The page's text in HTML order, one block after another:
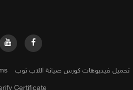
تحميل فيديوهات كورس صيانة اللاب توب
Certificate